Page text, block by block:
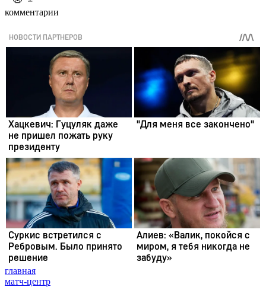
комментарии
главная
матч-центр